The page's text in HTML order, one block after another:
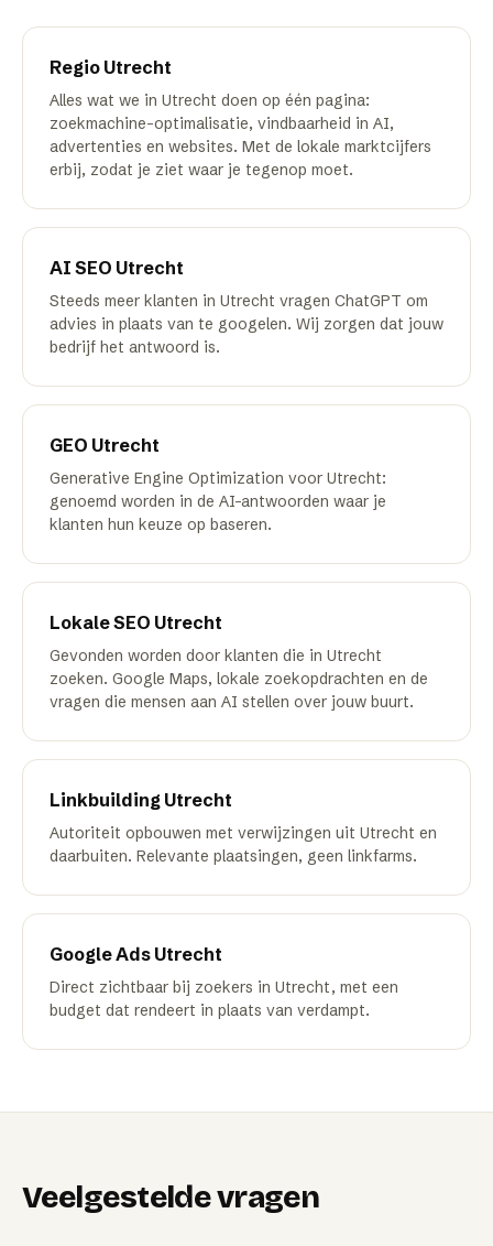
Regio Utrecht
Alles wat we in Utrecht doen op één pagina:
zoekmachine-optimalisatie, vindbaarheid in AI,
advertenties en websites. Met de lokale marktcijfers
erbij, zodat je ziet waar je tegenop moet.
AI SEO Utrecht
Steeds meer klanten in Utrecht vragen ChatGPT om
advies in plaats van te googelen. Wij zorgen dat jouw
bedrijf het antwoord is.
GEO Utrecht
Generative Engine Optimization voor Utrecht:
genoemd worden in de AI-antwoorden waar je
klanten hun keuze op baseren.
Lokale SEO Utrecht
Gevonden worden door klanten die in Utrecht
zoeken. Google Maps, lokale zoekopdrachten en de
vragen die mensen aan AI stellen over jouw buurt.
Linkbuilding Utrecht
Autoriteit opbouwen met verwijzingen uit Utrecht en
daarbuiten. Relevante plaatsingen, geen linkfarms.
Google Ads Utrecht
Direct zichtbaar bij zoekers in Utrecht, met een
budget dat rendeert in plaats van verdampt.
Veelgestelde vragen